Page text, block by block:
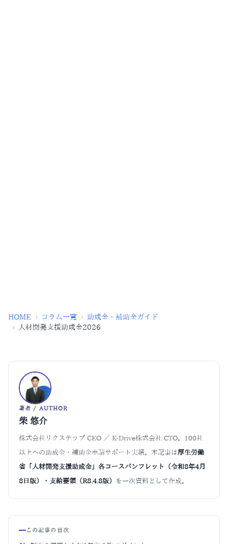
HOME › コラム一覧 ›
助成金・補助金ガイド
›
人材開発支援助成金2026
著者 / AUTHOR
柴 悠介
株式会社リクステップ CEO ／ K-Drive株式会社 CTO。100社
以上への助成金・補助金申請サポート実績。本記事は厚生労働
省「人材開発支援助成金」各コースパンフレット（令和8年4月
8日版）・支給要領（R8.4.8版） を一次資料として作成。
この記事の目次